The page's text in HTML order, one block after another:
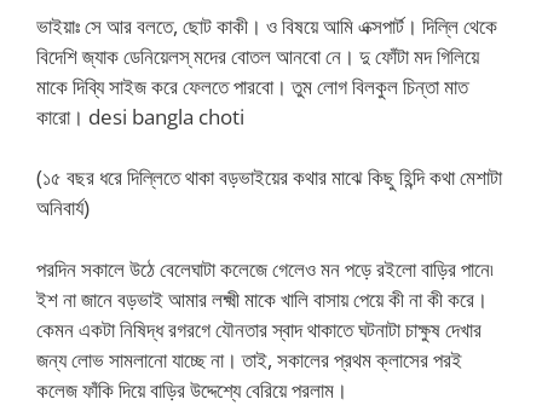
ভাইয়াঃ সে আর বলতে, ছোট কাকী। ও বিষয়ে আমি এক্সপার্ট। দিল্লি থেকে
বিদেশি জ্যাক ডেনিয়েলস্ মদের বোতল আনবো নে। দু ফোঁটা মদ গিলিয়ে
মাকে দিব্যি সাইজ করে ফেলতে পারবো। তুম লোগ বিলকুল চিন্তা মাত
কারো। desi bangla choti
(১৫ বছর ধরে দিল্লিতে থাকা বড়ভাইয়ের কথার মাঝে কিছু হিন্দি কথা মেশাটা
অনিবার্য)
পরদিন সকালে উঠে বেলেঘাটা কলেজে গেলেও মন পড়ে রইলো বাড়ির পানে৷
ইশ না জানে বড়ভাই আমার লক্ষ্মী মাকে খালি বাসায় পেয়ে কী না কী করে।
কেমন একটা নিষিদ্ধ রগরগে যৌনতার স্বাদ থাকাতে ঘটনাটা চাক্ষুষ দেখার
জন্য লোভ সামলানো যাচ্ছে না। তাই, সকালের প্রথম ক্লাসের পরই
কলেজ ফাঁকি দিয়ে বাড়ির উদ্দেশ্যে বেরিয়ে পরলাম।